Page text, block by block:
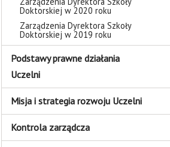
Doktorskiej w 2020 roku
Zarządzenia Dyrektora Szkoły
Doktorskiej w 2019 roku
Podstawy prawne działania
Uczelni
Misja i strategia rozwoju Uczelni
Kontrola zarządcza